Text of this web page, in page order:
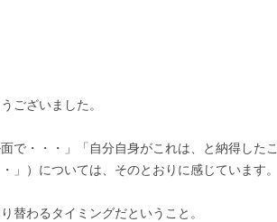
ございました。
で・・・」「自分自身がこれは、と納得したこ
」）については、そのとおりに感じています。
替わるタイミングだということ。